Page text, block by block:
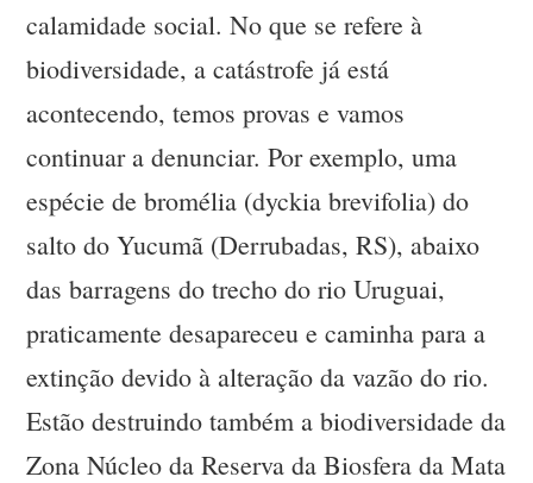
calamidade social. No que se refere à
biodiversidade, a catástrofe já está
acontecendo, temos provas e vamos
continuar a denunciar. Por exemplo, uma
espécie de bromélia (dyckia brevifolia) do
salto do Yucumã (Derrubadas, RS), abaixo
das barragens do trecho do rio Uruguai,
praticamente desapareceu e caminha para a
extinção devido à alteração da vazão do rio.
Estão destruindo também a biodiversidade da
Zona Núcleo da Reserva da Biosfera da Mata